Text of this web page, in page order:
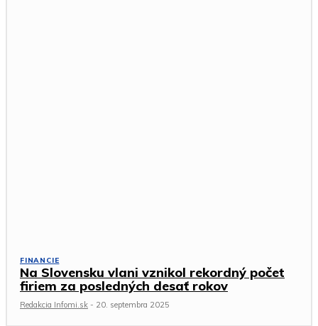
FINANCIE
Na Slovensku vlani vznikol rekordný počet
firiem za posledných desať rokov
Redakcia Infomi.sk - 20. septembra 2025